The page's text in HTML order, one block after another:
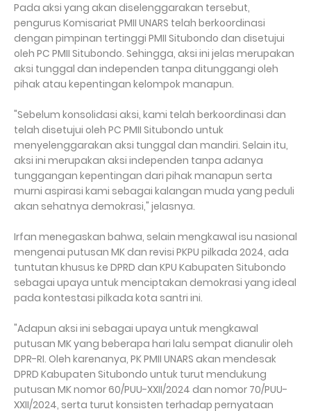
Pada aksi yang akan diselenggarakan tersebut,
pengurus Komisariat PMII UNARS telah berkoordinasi
dengan pimpinan tertinggi PMII Situbondo dan disetujui
oleh PC PMII Situbondo. Sehingga, aksi ini jelas merupakan
aksi tunggal dan independen tanpa ditunggangi oleh
pihak atau kepentingan kelompok manapun.
"Sebelum konsolidasi aksi, kami telah berkoordinasi dan
telah disetujui oleh PC PMII Situbondo untuk
menyelenggarakan aksi tunggal dan mandiri. Selain itu,
aksi ini merupakan aksi independen tanpa adanya
tunggangan kepentingan dari pihak manapun serta
murni aspirasi kami sebagai kalangan muda yang peduli
akan sehatnya demokrasi," jelasnya.
Irfan menegaskan bahwa, selain mengkawal isu nasional
mengenai putusan MK dan revisi PKPU pilkada 2024, ada
tuntutan khusus ke DPRD dan KPU Kabupaten Situbondo
sebagai upaya untuk menciptakan demokrasi yang ideal
pada kontestasi pilkada kota santri ini.
"Adapun aksi ini sebagai upaya untuk mengkawal
putusan MK yang beberapa hari lalu sempat dianulir oleh
DPR-RI. Oleh karenanya, PK PMII UNARS akan mendesak
DPRD Kabupaten Situbondo untuk turut mendukung
putusan MK nomor 60/PUU-XXII/2024 dan nomor 70/PUU-
XXII/2024, serta turut konsisten terhadap pernyataan